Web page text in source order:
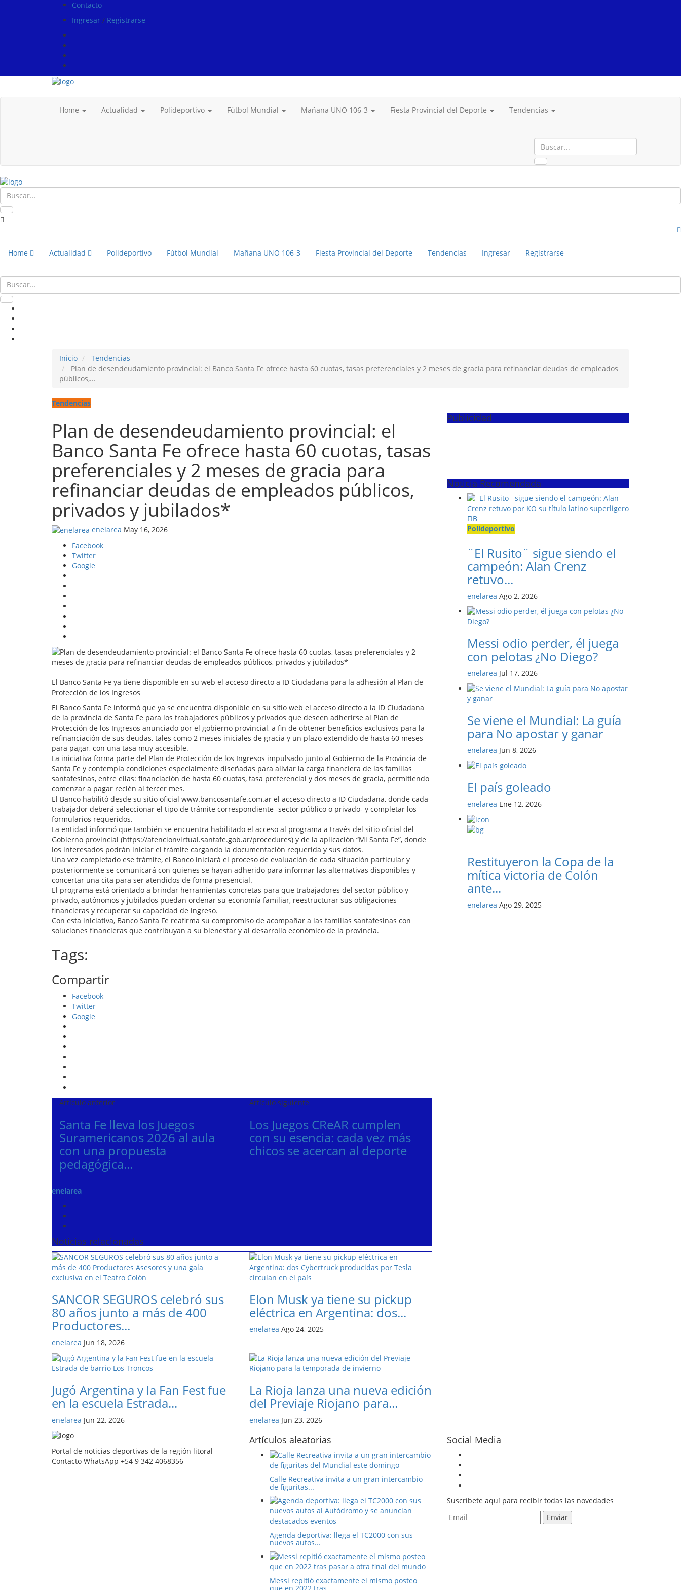
Contacto
Ingresar / Registrarse
Home Actualidad Polideportivo Fútbol Mundial Mañana UNO 106-3 Fiesta Provincial del Deporte Tendencias
Home Actualidad Polideportivo Fútbol Mundial Mañana UNO 106-3 Fiesta Provincial del Deporte Tendencias Ingresar Registrarse
Inicio
Tendencias
Plan de desendeudamiento provincial: el Banco Santa Fe ofrece hasta 60 cuotas, tasas preferenciales y 2 meses de gracia para refinanciar deudas de empleados
públicos,...
Tendencias
Plan de desendeudamiento provincial: el
Banco Santa Fe ofrece hasta 60 cuotas, tasas
preferenciales y 2 meses de gracia para
refinanciar deudas de empleados públicos,
privados y jubilados*
enelarea May 16, 2026
Facebook
Twitter
Google
El Banco Santa Fe ya tiene disponible en su web el acceso directo a ID Ciudadana para la adhesión al Plan de
Protección de los Ingresos
El Banco Santa Fe informó que ya se encuentra disponible en su sitio web el acceso directo a la ID Ciudadana
de la provincia de Santa Fe para los trabajadores públicos y privados que deseen adherirse al Plan de
Protección de los Ingresos anunciado por el gobierno provincial, a fin de obtener beneficios exclusivos para la
refinanciación de sus deudas, tales como 2 meses iniciales de gracia y un plazo extendido de hasta 60 meses
para pagar, con una tasa muy accesible.
La iniciativa forma parte del Plan de Protección de los Ingresos impulsado junto al Gobierno de la Provincia de
Santa Fe y contempla condiciones especialmente diseñadas para aliviar la carga financiera de las familias
santafesinas, entre ellas: financiación de hasta 60 cuotas, tasa preferencial y dos meses de gracia, permitiendo
comenzar a pagar recién al tercer mes.
El Banco habilitó desde su sitio oficial www.bancosantafe.com.ar el acceso directo a ID Ciudadana, donde cada
trabajador deberá seleccionar el tipo de trámite correspondiente -sector público o privado- y completar los
formularios requeridos.
La entidad informó que también se encuentra habilitado el acceso al programa a través del sitio oficial del
Gobierno provincial (https://atencionvirtual.santafe.gob.ar/procedures) y de la aplicación “Mi Santa Fe”, donde
los interesados podrán iniciar el trámite cargando la documentación requerida y sus datos.
Una vez completado ese trámite, el Banco iniciará el proceso de evaluación de cada situación particular y
posteriormente se comunicará con quienes se hayan adherido para informar las alternativas disponibles y
concertar una cita para ser atendidos de forma presencial.
El programa está orientado a brindar herramientas concretas para que trabajadores del sector público y
privado, autónomos y jubilados puedan ordenar su economía familiar, reestructurar sus obligaciones
financieras y recuperar su capacidad de ingreso.
Con esta iniciativa, Banco Santa Fe reafirma su compromiso de acompañar a las familias santafesinas con
soluciones financieras que contribuyan a su bienestar y al desarrollo económico de la provincia.
Tags:
Compartir
Facebook
Twitter
Google
Artículo anterior
Santa Fe lleva los Juegos
Suramericanos 2026 al aula
con una propuesta
pedagógica...
Artículo siguiente
Los Juegos CReAR cumplen
con su esencia: cada vez más
chicos se acercan al deporte
enelarea
Noticias relacionadas
SANCOR SEGUROS celebró sus
80 años junto a más de 400
Productores...
enelarea Jun 18, 2026
Elon Musk ya tiene su pickup
eléctrica en Argentina: dos...
enelarea Ago 24, 2025
Jugó Argentina y la Fan Fest fue
en la escuela Estrada...
enelarea Jun 22, 2026
La Rioja lanza una nueva edición
del Previaje Riojano para...
enelarea Jun 23, 2026
Publicidad
Noticia Recomendada
Polideportivo
¨El Rusito¨ sigue siendo el
campeón: Alan Crenz
retuvo...
enelarea Ago 2, 2026
Messi odio perder, él juega
con pelotas ¿No Diego?
enelarea Jul 17, 2026
Se viene el Mundial: La guía
para No apostar y ganar
enelarea Jun 8, 2026
El país goleado
enelarea Ene 12, 2026
Restituyeron la Copa de la
mítica victoria de Colón
ante...
enelarea Ago 29, 2025
Portal de noticias deportivas de la región litoral
Contacto WhatsApp +54 9 342 4068356
Artículos aleatorias
Calle Recreativa invita a un gran intercambio
de figuritas...
Agenda deportiva: llega el TC2000 con sus
nuevos autos...
Messi repitió exactamente el mismo posteo
Social Media
Suscríbete aquí para recibir todas las novedades